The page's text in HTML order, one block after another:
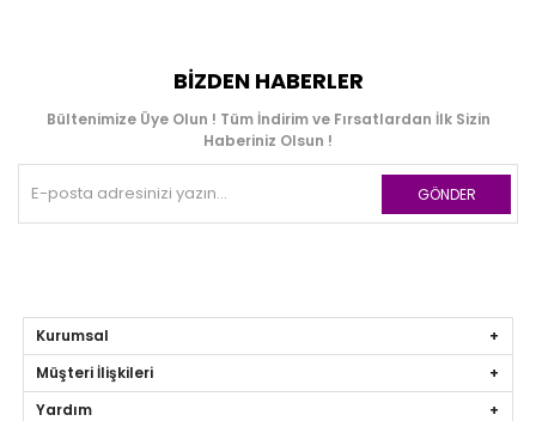
BIZDEN HABERLER
Bültenimize Üye Olun ! Tüm İndirim ve Fırsatlardan İlk Sizin
Haberiniz Olsun !
GÖNDER
Kurumsal
Müşteri İlişkileri
Yardım